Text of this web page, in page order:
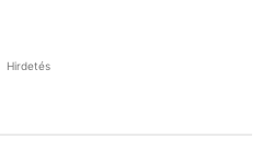
Hirdetés